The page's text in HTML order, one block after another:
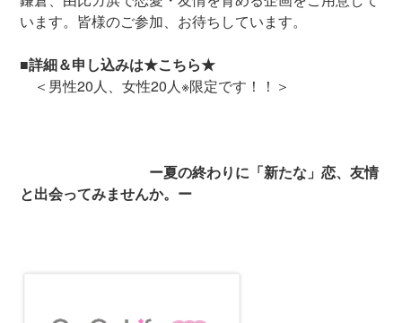
います。皆様のご参加、お待ちしています。
■詳細＆申し込みは★こちら★
＜男性20人、女性20人※限定です！！＞
ー夏の終わりに「新たな」恋、友情
と出会ってみませんか。ー